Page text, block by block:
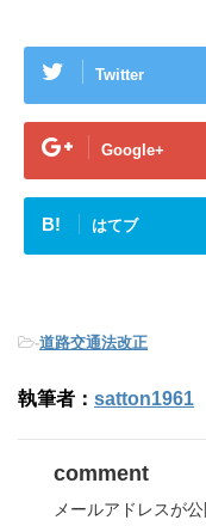
Twitter
Google+
B! はてブ
-道路交通法改正
執筆者： satton1961
comment
メールアドレスが